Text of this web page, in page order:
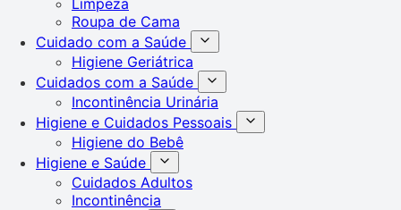
Roupa de Cama
Cuidado com a Saúde
Higiene Geriátrica
Cuidados com a Saúde
Incontinência Urinária
Higiene e Cuidados Pessoais
Higiene do Bebê
Higiene e Saúde
Cuidados Adultos
Incontinência